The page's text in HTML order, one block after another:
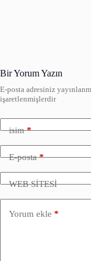
Bir Yorum Yazın
E-posta adresiniz
işaretlenmişlerdir
isim*
E-posta*
WEB SİTESİ
Yorum ekle *